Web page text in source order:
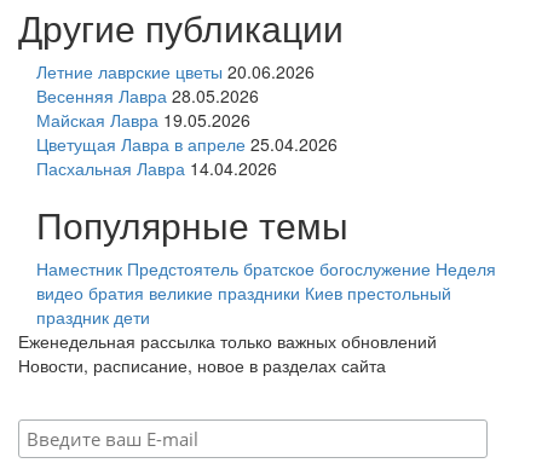
Другие публикации
Летние лаврские цветы 20.06.2026
Весенняя Лавра 28.05.2026
Майская Лавра 19.05.2026
Цветущая Лавра в апреле 25.04.2026
Пасхальная Лавра 14.04.2026
Популярные темы
Наместник Предстоятель братское богослужение Неделя
видео братия великие праздники Киев престольный
праздник дети
Еженедельная рассылка только важных обновлений
Новости, расписание, новое в разделах сайта